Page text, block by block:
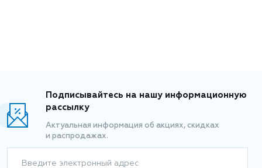
Подписывайтесь на нашу информационную
рассылку
Актуальная информация об акциях, скидках
и распродажах.
Введите электронный адрес